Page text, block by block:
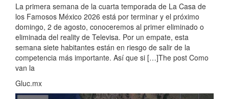
La primera semana de la cuarta temporada de La Casa de
los Famosos México 2026 está por terminar y el próximo
domingo, 2 de agosto, conoceremos al primer eliminado o
eliminada del reality de Televisa. Por un empate, esta
semana siete habitantes están en riesgo de salir de la
competencia más importante. Así que si […]The post Como
van la
Gluc.mx